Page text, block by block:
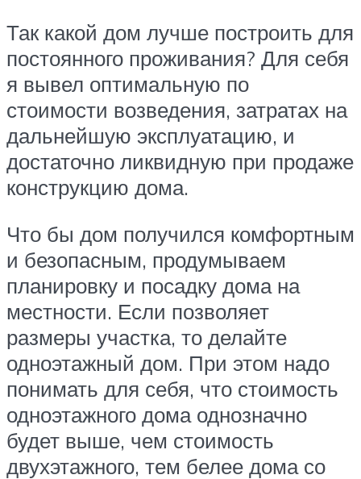
Так какой дом лучше построить для
постоянного проживания? Для себя
я вывел оптимальную по
стоимости возведения, затратах на
дальнейшую эксплуатацию, и
достаточно ликвидную при продаже
конструкцию дома.
Что бы дом получился комфортным
и безопасным, продумываем
планировку и посадку дома на
местности. Если позволяет
размеры участка, то делайте
одноэтажный дом. При этом надо
понимать для себя, что стоимость
одноэтажного дома однозначно
будет выше, чем стоимость
двухэтажного, тем белее дома со